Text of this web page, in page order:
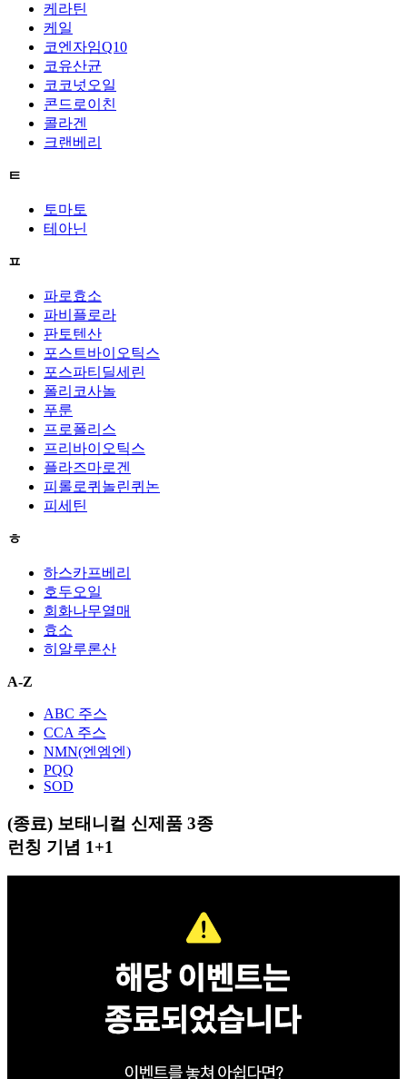
케라틴
케일
코엔자임Q10
코유산균
코코넛오일
콘드로이친
콜라겐
크랜베리
ㅌ
토마토
테아닌
ㅍ
파로효소
파비플로라
판토텐산
포스트바이오틱스
포스파티딜세린
폴리코사놀
푸룬
프로폴리스
프리바이오틱스
플라즈마로겐
피롤로퀴놀린퀴논
피세틴
ㅎ
하스카프베리
호두오일
회화나무열매
효소
히알루론산
A-Z
ABC 주스
CCA 주스
NMN(엔엠엔)
PQQ
SOD
(종료) 보태니컬 신제품 3종
런칭 기념 1+1